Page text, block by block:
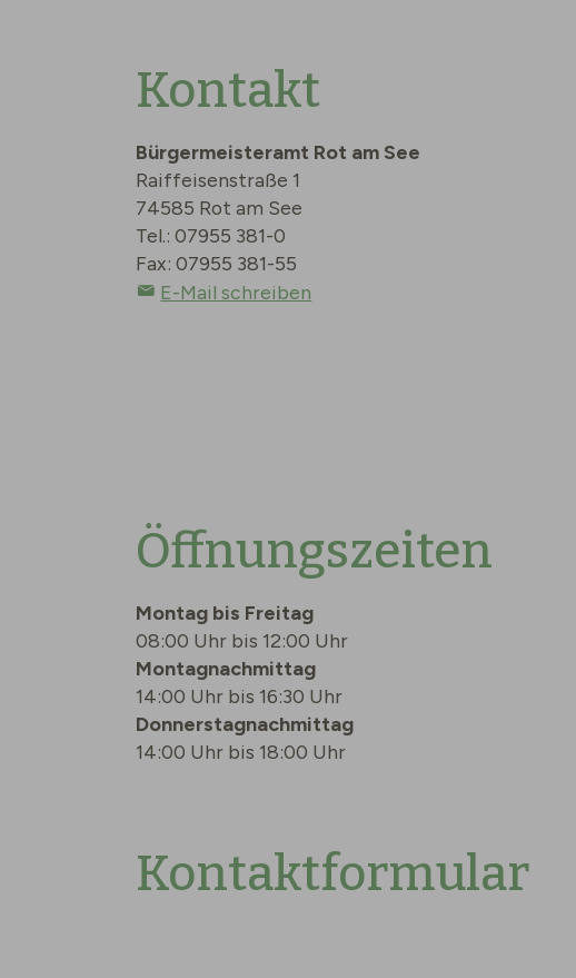
Kontakt
Bürgermeisteramt Rot am See
Raiffeisenstraße 1
74585 Rot am See
Tel.: 07955 381-0
Fax: 07955 381-55
E-Mail schreiben
Öffnungszeiten
Montag bis Freitag
08:00 Uhr bis 12:00 Uhr
Montagnachmittag
14:00 Uhr bis 16:30 Uhr
Donnerstagnachmittag
14:00 Uhr bis 18:00 Uhr
Kontaktformular